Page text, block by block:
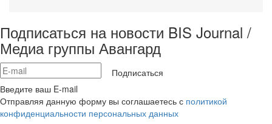
Подписаться на новости BIS Journal /
Медиа группы Авангард
Подписаться
Введите ваш E-mail
Отправляя данную форму вы соглашаетесь с политикой
конфиденциальности персональных данных